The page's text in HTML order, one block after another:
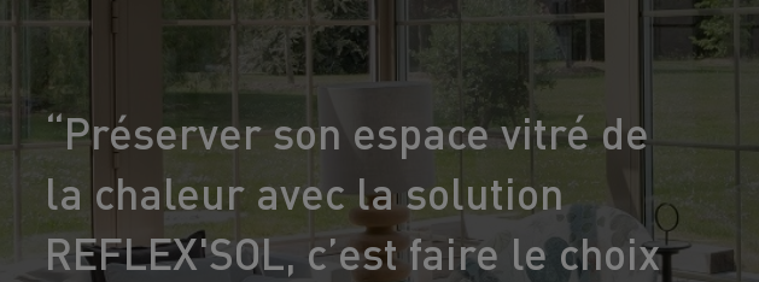
“Préserver son espace vitré de
la chaleur avec la solution
REFLEX'SOL, c’est faire le choix